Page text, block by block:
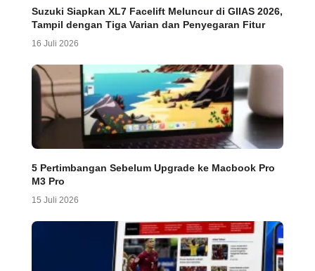
Suzuki Siapkan XL7 Facelift Meluncur di GIIAS 2026,
Tampil dengan Tiga Varian dan Penyegaran Fitur
16 Juli 2026
5 Pertimbangan Sebelum Upgrade ke Macbook Pro
M3 Pro
15 Juli 2026